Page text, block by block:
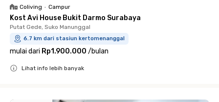
Coliving • Campur
Kost Avi House Bukit Darmo Surabaya
Putat Gede, Suko Manunggal
6.7 km dari stasiun kertomenanggal
mulai dari Rp1.900.000 /bulan
Lihat info lebih banyak